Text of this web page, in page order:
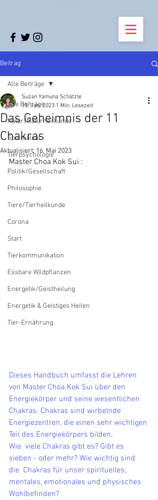
Beitrag
Alle Beiträge
Natur/Naturheilkunde
Spiritualität
Tierpsychologie
Politik/Gesellschaft
Philosophie
Tiere/Tierheilkunde
Corona
Start
Tierkommunikation
Essbare Wildpflanzen
Energetik/Geistheilung
Energetik & Geistiges Heilen
Tier-Ernährung
Alle Beiträge
Das Geheimnis der 11
Chakras
Suzan Yamuna Schätzle
13. Jan. 2023 1 Min. Lesezeit
Aktualisiert: 16. Mai 2023
Master Choa Kok Sui :
Dieses Handbuch umfasst die Lehren
von Master Choa Kok Sui über den
Energiekörper und seine wesentlichen
Chakras. Chakras sind wirbelnde
Energiezentren, die einen sehr wichtigen
Teil des Energiekörpers bilden.
Wie  viele Chakras gibt es? Gibt es
sieben - oder mehr? Wie wichtig sind
die  Chakras für unser spirituelles,
mentales, emotionales und physisches
Wohlbefinden?